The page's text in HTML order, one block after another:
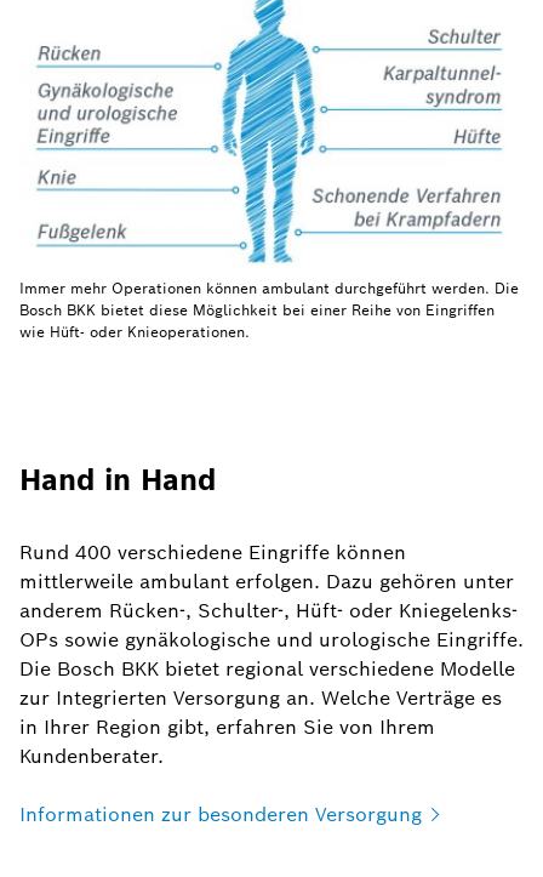
Immer mehr Operationen können ambulant durchgeführt werden. Die
Bosch BKK bietet diese Möglichkeit bei einer Reihe von Eingriffen
wie Hüft- oder Knieoperationen.
Hand in Hand
Rund 400 verschiedene Eingriffe können
mittlerweile ambulant erfolgen. Dazu gehören unter
anderem Rücken-, Schulter-, Hüft- oder Kniegelenks-
OPs sowie gynäkologische und urologische Eingriffe.
Die Bosch BKK bietet regional verschiedene Modelle
zur Integrierten Versorgung an. Welche Verträge es
in Ihrer Region gibt, erfahren Sie von Ihrem
Kundenberater.
Informationen zur besonderen Versorgung